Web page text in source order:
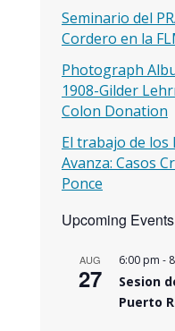
Seminario del
Cordero en la
Photograph
1908-Gilder
Colon Donation
El trabajo de
Avanza: Casos
Ponce
Upcoming Events
AUG
27
6:00 pm -
Sesion
Puerto